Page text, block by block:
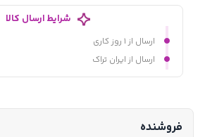
شرایط ارسال کالا
ارسال از ۱ روز کاری
ارسال از ایران تراک
فروشنده